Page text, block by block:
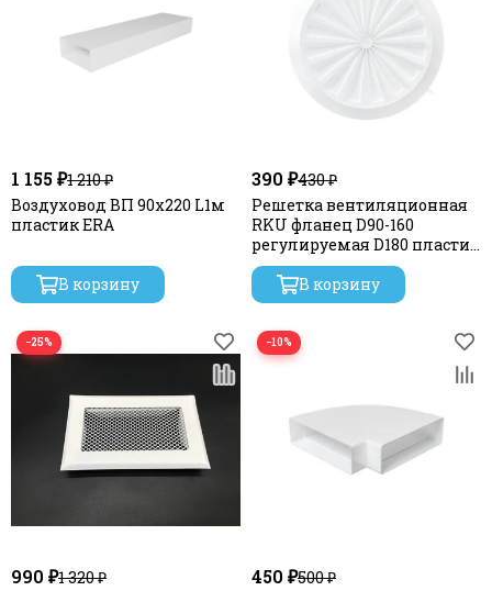
1 155 ₽1 210 ₽
Воздуховод ВП 90х220 L1м
пластик ERA
В корзину
390 ₽430 ₽
Решетка вентиляционная
RKU фланец D90-160
регулируемая D180 пластик
ERA
В корзину
−25%
990 ₽1 320 ₽
−10%
450 ₽500 ₽